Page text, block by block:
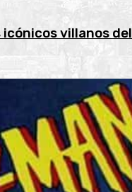
villanos del